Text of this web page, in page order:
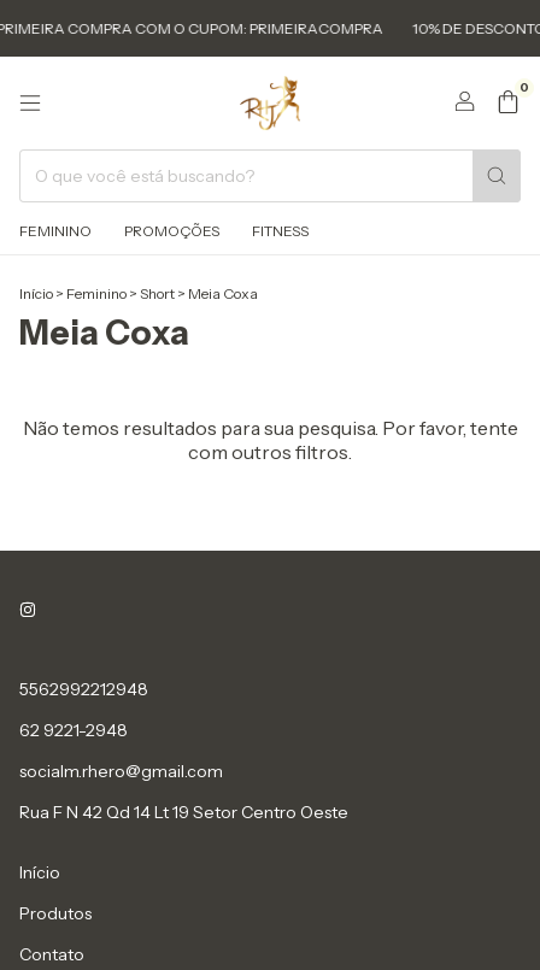
COMPRA COM O CUPOM: PRIMEIRACOMPRA 10% DE
0
FEMININO PROMOÇÕES FITNESS
Início > Feminino > Short > Meia Coxa
Meia Coxa
Não temos resultados para sua pesquisa. Por favor, tente
com outros filtros.
5562992212948
62 9221-2948
socialm.rhero@gmail.com
Rua F N 42 Qd 14 Lt 19 Setor Centro Oeste
Início
Produtos
Contato